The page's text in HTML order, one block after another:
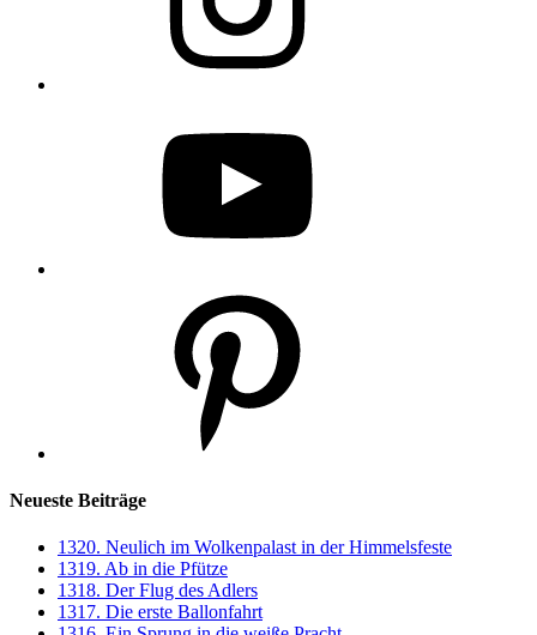
Neueste Beiträge
1320. Neulich im Wolkenpalast in der Himmelsfeste
1319. Ab in die Pfütze
1318. Der Flug des Adlers
1317. Die erste Ballonfahrt